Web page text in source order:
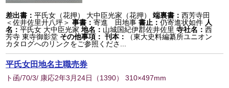
差出書：平氏女（花押） 大中臣光家（花押） 端裏書：西芳寺田
＜佐井佐里廾八坪＞ 事書：寄進 田地事書止：仍寄進状如件 人
名：平氏女 大中臣光家 地名： 山城国紀伊郡佐井佐里 寺社名：西
芳寺 東寺御影堂 その他事項： 刊本：
（東大史料編纂所ユニオン
カタログへのリンクをご参照くださ...
平氏女田地名主職売券
ト函/70/3/ 康応2年3月24日 （1390） 310×497mm